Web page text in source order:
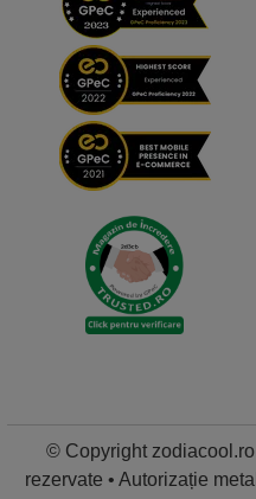
© Copyright
rezervate • Autorizație